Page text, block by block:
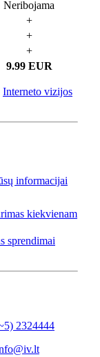
Neribojama
+
+
+
9.99 EUR
Interneto vizijos
2324444